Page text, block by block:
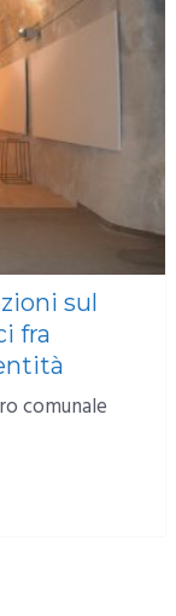
sul
fra
comunale